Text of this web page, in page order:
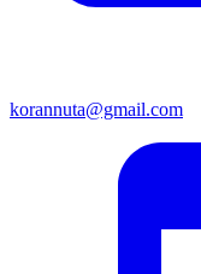
korannuta@gmail.com